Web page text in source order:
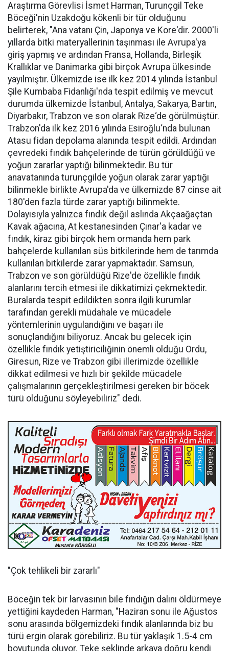
Araştırma Görevlisi İsmet Harman, Turunçgil Teke
Böceği'nin Uzakdoğu kökenli bir tür olduğunu
belirterek, "Ana vatanı Çin, Japonya ve Kore'dir. 2000'li
yıllarda bitki materyallerinin taşınması ile Avrupa'ya
giriş yapmış ve ardından Fransa, Hollanda, Birleşik
Krallıklar ve Danimarka gibi birçok Avrupa ülkesinde
yayılmıştır. Ülkemizde ise ilk kez 2014 yılında İstanbul
Şile Kumbaba Fidanlığı'nda tespit edilmiş ve mevcut
durumda ülkemizde İstanbul, Antalya, Sakarya, Bartın,
Diyarbakır, Trabzon ve son olarak Rize‘de görülmüştür.
Trabzon'da ilk kez 2016 yılında Esiroğlu‘nda bulunan
Atasu fidan depolama alanında tespit edildi. Ardından
çevredeki fındık bahçelerinde de türün görüldüğü ve
yoğun zararlar yaptığı bilinmektedir. Bu tür
anavatanında turunçgilde yoğun olarak zarar yaptığı
bilinmekle birlikte Avrupa'da ve ülkemizde 87 cinse ait
180'den fazla türde zarar yaptığı bilinmekte.
Dolayısıyla yalnızca fındık değil aslında Akçaağaçtan
Kavak ağacına, At kestanesinden Çınar'a kadar ve
fındık, kiraz gibi birçok hem ormanda hem park
bahçelerde kullanılan süs bitkilerinde hem de tarımda
kullanılan bitkilerde zarar yapmaktadır. Samsun,
Trabzon ve son görüldüğü Rize'de özellikle fındık
alanlarını tercih etmesi ile dikkatimizi çekmektedir.
Buralarda tespit edildikten sonra ilgili kurumlar
tarafından gerekli müdahale ve mücadele
yöntemlerinin uygulandığını ve başarı ile
sonuçlandığını biliyoruz. Ancak bu gelecek için
özellikle fındık yetiştiriciliğinin önemli olduğu Ordu,
Giresun, Rize ve Trabzon gibi illerimizde özellikle
dikkat edilmesi ve hızlı bir şekilde mücadele
çalışmalarının gerçekleştirilmesi gereken bir böcek
türü olduğunu söyleyebiliriz" dedi.
"Çok tehlikeli bir zararlı"
Böceğin tek bir larvasının bile fındığın dalını öldürmeye
yettiğini kaydeden Harman, "Haziran sonu ile Ağustos
sonu arasında bölgemizdeki fındık alanlarında biz bu
türü ergin olarak görebiliriz. Bu tür yaklaşık 1.5-4 cm
boyutunda oluyor. Teke şeklinde arkaya doğru kendi